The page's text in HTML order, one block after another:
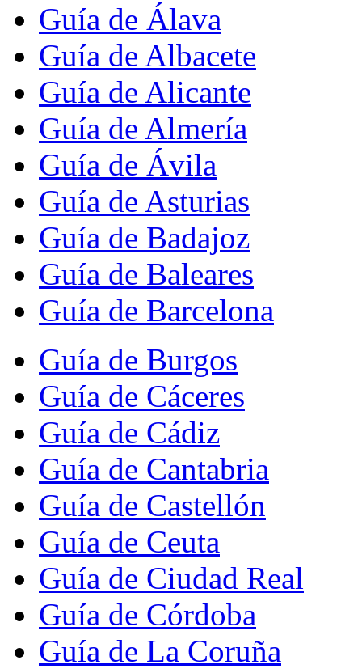
Guía de Álava
Guía de Albacete
Guía de Alicante
Guía de Almería
Guía de Ávila
Guía de Asturias
Guía de Badajoz
Guía de Baleares
Guía de Barcelona
Guía de Burgos
Guía de Cáceres
Guía de Cádiz
Guía de Cantabria
Guía de Castellón
Guía de Ceuta
Guía de Ciudad Real
Guía de Córdoba
Guía de La Coruña